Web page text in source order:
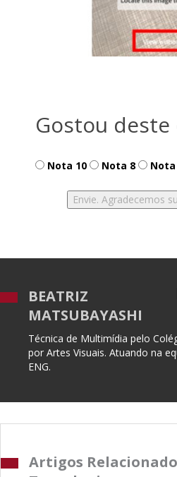
Gostou
Nota 10 Nota 8 Nota
BEATRIZ
MATSUBAYASHI
Técnica de Multimídia pelo
por Artes Visuais. Atuando na
ENG.
Artigos